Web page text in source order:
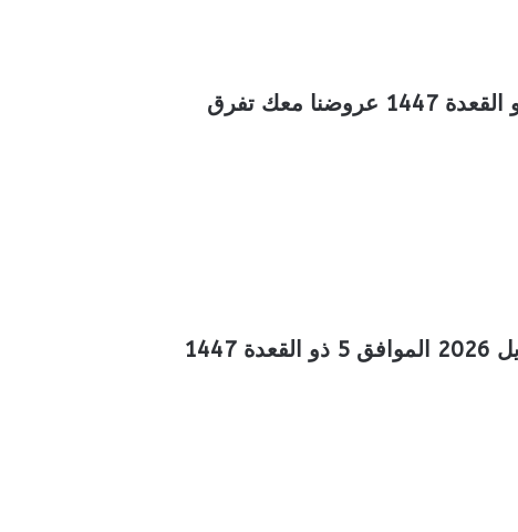
عروض التميمي الرياض والقصيم الأسبوعية 22 ابريل 2026 الموافق 5 ذو القعدة 1447